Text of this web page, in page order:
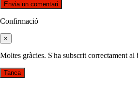
Confirmació
×
Moltes gràcies. S'ha subscrit correctament al
Tanca